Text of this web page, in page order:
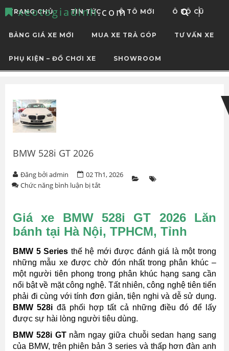
TRANG CHỦ TIN TỨC Ô TÔ MỚI Ô TÔ CŨ
BẢNG GIÁ XE MỚI MUA XE TRẢ GÓP TƯ VẤN XE
PHỤ KIỆN – ĐỒ CHƠI XE SHOWROOM
xeotogiadinh.com
BMW 528i GT 2026
Đăng bởi admin
02 Th1, 2026
Chức năng bình luận bị tắtở
GT
2026
Giá xe BMW 528i GT 2026 Lăn
bánh tại Hà Nội, TPHCM, Tỉnh
BMW 5 Series thế hệ mới được đánh giá là một trong
những mẫu xe được chờ đón nhất trong phân khúc –
một người tiên phong trong phân khúc hạng sang cần
nổi bật về mặt công nghệ. Tất nhiên, công nghệ tiên tiến
phải đi cùng với tính đơn giản, tiện nghi và dễ sử dụng.
BMW 528i đã phối hợp tất cả những điều đó để lấy
được sự hài lòng người tiêu dùng.
BMW 528i GT nằm ngay giữa chuỗi sedan hạng sang
của BMW, trên phiên bản 3 series và thấp hơn đàn anh